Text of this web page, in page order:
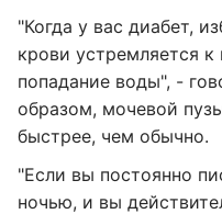
"Когда у вас диабет,
крови устремляется
попадание воды", -
образом, мочевой
быстрее, чем обычно.
"Если вы постоянно
ночью, и вы